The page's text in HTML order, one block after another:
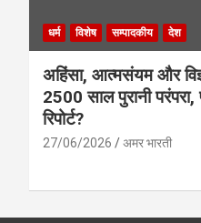
धर्म विशेष सम्पादकीय देश
अहिंसा, आत्मसंयम और
2500 साल पुरानी
रिपोर्ट?
27/06/2026 अमर भारती